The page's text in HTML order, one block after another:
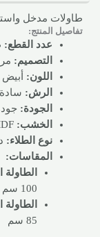
طاولات مدخل
تفاصيل المنتج:
عدد القطع:
التصميم:
اللون: أبيض
الرش:
الجودة:
الخشب:
نوع الطلاء:
المقاسات:
الطاولة
100 سم
85 سم